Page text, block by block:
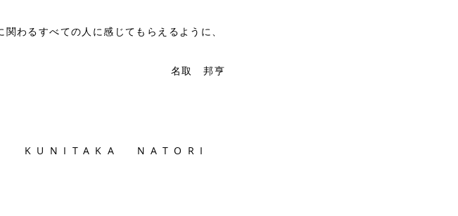
わるすべての人に感じてもらえるように、
​名取 邦亨
NATORI